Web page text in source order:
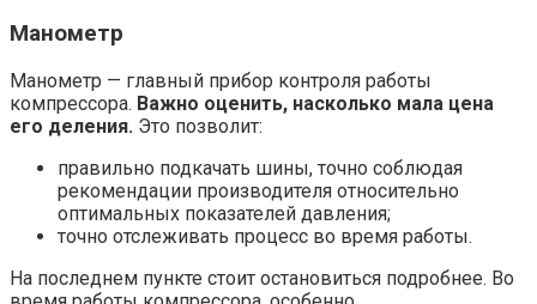
Манометр
Манометр — главный прибор контроля работы
компрессора. Важно оценить, насколько мала цена
его деления. Это позволит:
правильно подкачать шины, точно соблюдая
рекомендации производителя относительно
оптимальных показателей давления;
точно отслеживать процесс во время работы.
На последнем пункте стоит остановиться подробнее. Во